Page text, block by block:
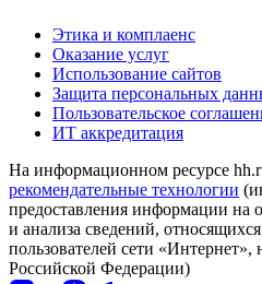
Этика и комплаенс
Оказание услуг
Использование сайтов
Защита персональных
Пользовательское
ИТ аккредитация
На информационном ресурсе
рекомендательные технологии
предоставления информации на
и анализа сведений,
пользователей сети
Российской Федерации)